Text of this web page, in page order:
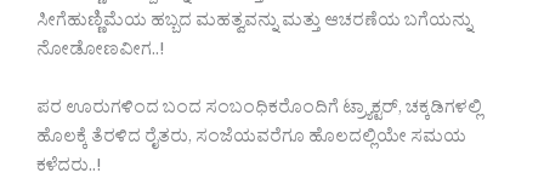
ಸೀಗೆಹುಣ್ಣಿಮೆಯ ಹಬ್ಬದ ಮಹತ್ವವನ್ನು ಮತ್ತು ಆಚರಣೆಯ ಬಗೆಯನ್ನು
ನೋಡೋಣವೀಗ..!
ಪರ ಊರುಗಳಿಂದ ಬಂದ ಸಂಬಂಧಿಕರೊಂದಿಗೆ ಟ್ರ್ಯಾಕ್ಟರ್, ಚಕ್ಕಡಿಗಳಲ್ಲಿ
ಹೊಲಕ್ಕೆ ತೆರಳಿದ ರೈತರು, ಸಂಜೆಯವರೆಗೂ ಹೊಲದಲ್ಲಿಯೇ ಸಮಯ
ಕಳೆದರು..!